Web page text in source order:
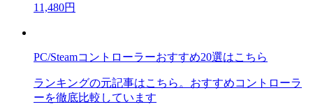
11,480円
PC/Steamコントローラーおすすめ20選はこちら
ランキングの元記事はこちら。おすすめコントローラ
ーを徹底比較しています